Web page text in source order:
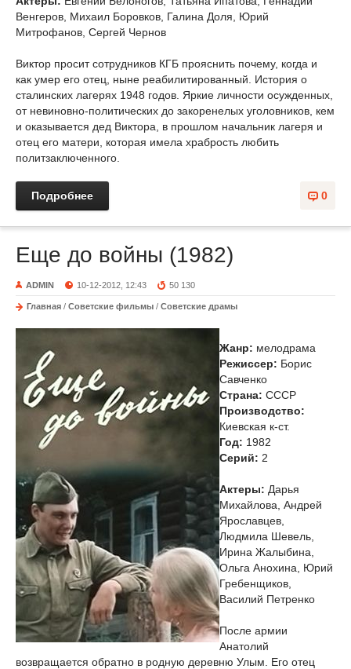
Венгеров, Михаил Боровков, Галина Доля, Юрий
Митрофанов, Сергей Чернов
Виктор просит сотрудников КГБ прояснить почему, когда и
как умер его отец, ныне реабилитированный. История о
сталинских лагерях 1948 годов. Яркие личности осужденных,
от невиновно-политических до закоренелых уголовников, кем
и оказывается дед Виктора, в прошлом начальник лагеря и
отец его матери, которая имела храбрость любить
политзаключенного.
0
Подробнее
Еще до войны (1982)
ADMIN 10-12-2012, 12:43 50 130
Главная / Советские фильмы / Советские драмы
Жанр: мелодрама
Режиссер: Борис
Савченко
Страна: СССР
Производство:
Киевская к-ст.
Год: 1982
Cерий: 2
Актеры: Дарья
Михайлова, Андрей
Ярославцев,
Людмила Шевель,
Ирина Жалыбина,
Ольга Анохина, Юрий
Гребенщиков,
Василий Петренко
После армии
Анатолий
возвращается обратно в родную деревню Улым. Его отец